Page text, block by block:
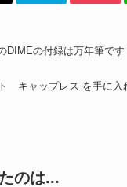
DIMEの付録は万年筆です
キャップレス を手に入
のは...